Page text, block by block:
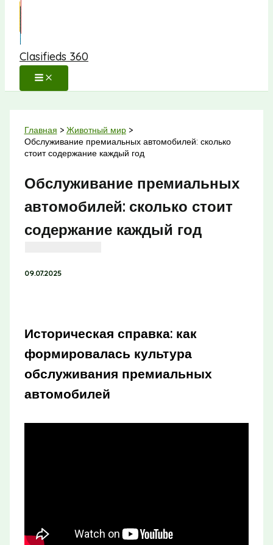
Clasifieds 360
Главная
Животный мир
Обслуживание премиальных автомобилей: сколько
стоит содержание каждый год
Обслуживание премиальных
автомобилей: сколько стоит
содержание каждый год
09.07.2025
Историческая справка: как
формировалась культура
обслуживания премиальных
автомобилей